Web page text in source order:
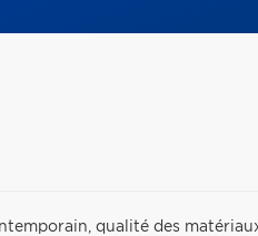
qualité des